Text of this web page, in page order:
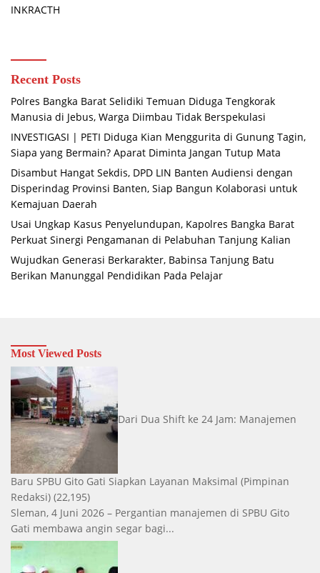
Recent Posts
Polres Bangka Barat Selidiki Temuan Diduga Tengkorak
Manusia di Jebus, Warga Diimbau Tidak Berspekulasi
INVESTIGASI | PETI Diduga Kian Menggurita di Gunung Tagin,
Siapa yang Bermain? Aparat Diminta Jangan Tutup Mata
Disambut Hangat Sekdis, DPD LIN Banten Audiensi dengan
Disperindag Provinsi Banten, Siap Bangun Kolaborasi untuk
Kemajuan Daerah
Usai Ungkap Kasus Penyelundupan, Kapolres Bangka Barat
Perkuat Sinergi Pengamanan di Pelabuhan Tanjung Kalian
Wujudkan Generasi Berkarakter, Babinsa Tanjung Batu
Berikan Manunggal Pendidikan Pada Pelajar
Most Viewed Posts
Dari Dua Shift ke 24 Jam: Manajemen
Baru SPBU Gito Gati Siapkan Layanan Maksimal (Pimpinan
Redaksi) (22,195)
Sleman, 4 Juni 2026 – Pergantian manajemen di SPBU Gito
Gati membawa angin segar bagi...